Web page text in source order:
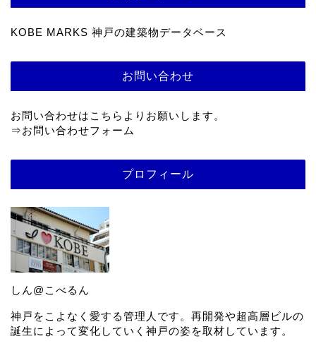
KOBE MARKS 神戸の建築物データベース
お問い合わせ
お問い合わせはこちらよりお願いします。
⇒お問い合わせフォーム
プロフィール
しん@こべるん
神戸をこよなく愛する管理人です。再開発や超高層ビルの
誕生によって変化していく神戸の姿を取材しています。